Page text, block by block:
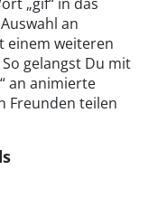
„gif“ in das
an
einem weiteren
gelangst Du mit
an animierte
Freunden teilen